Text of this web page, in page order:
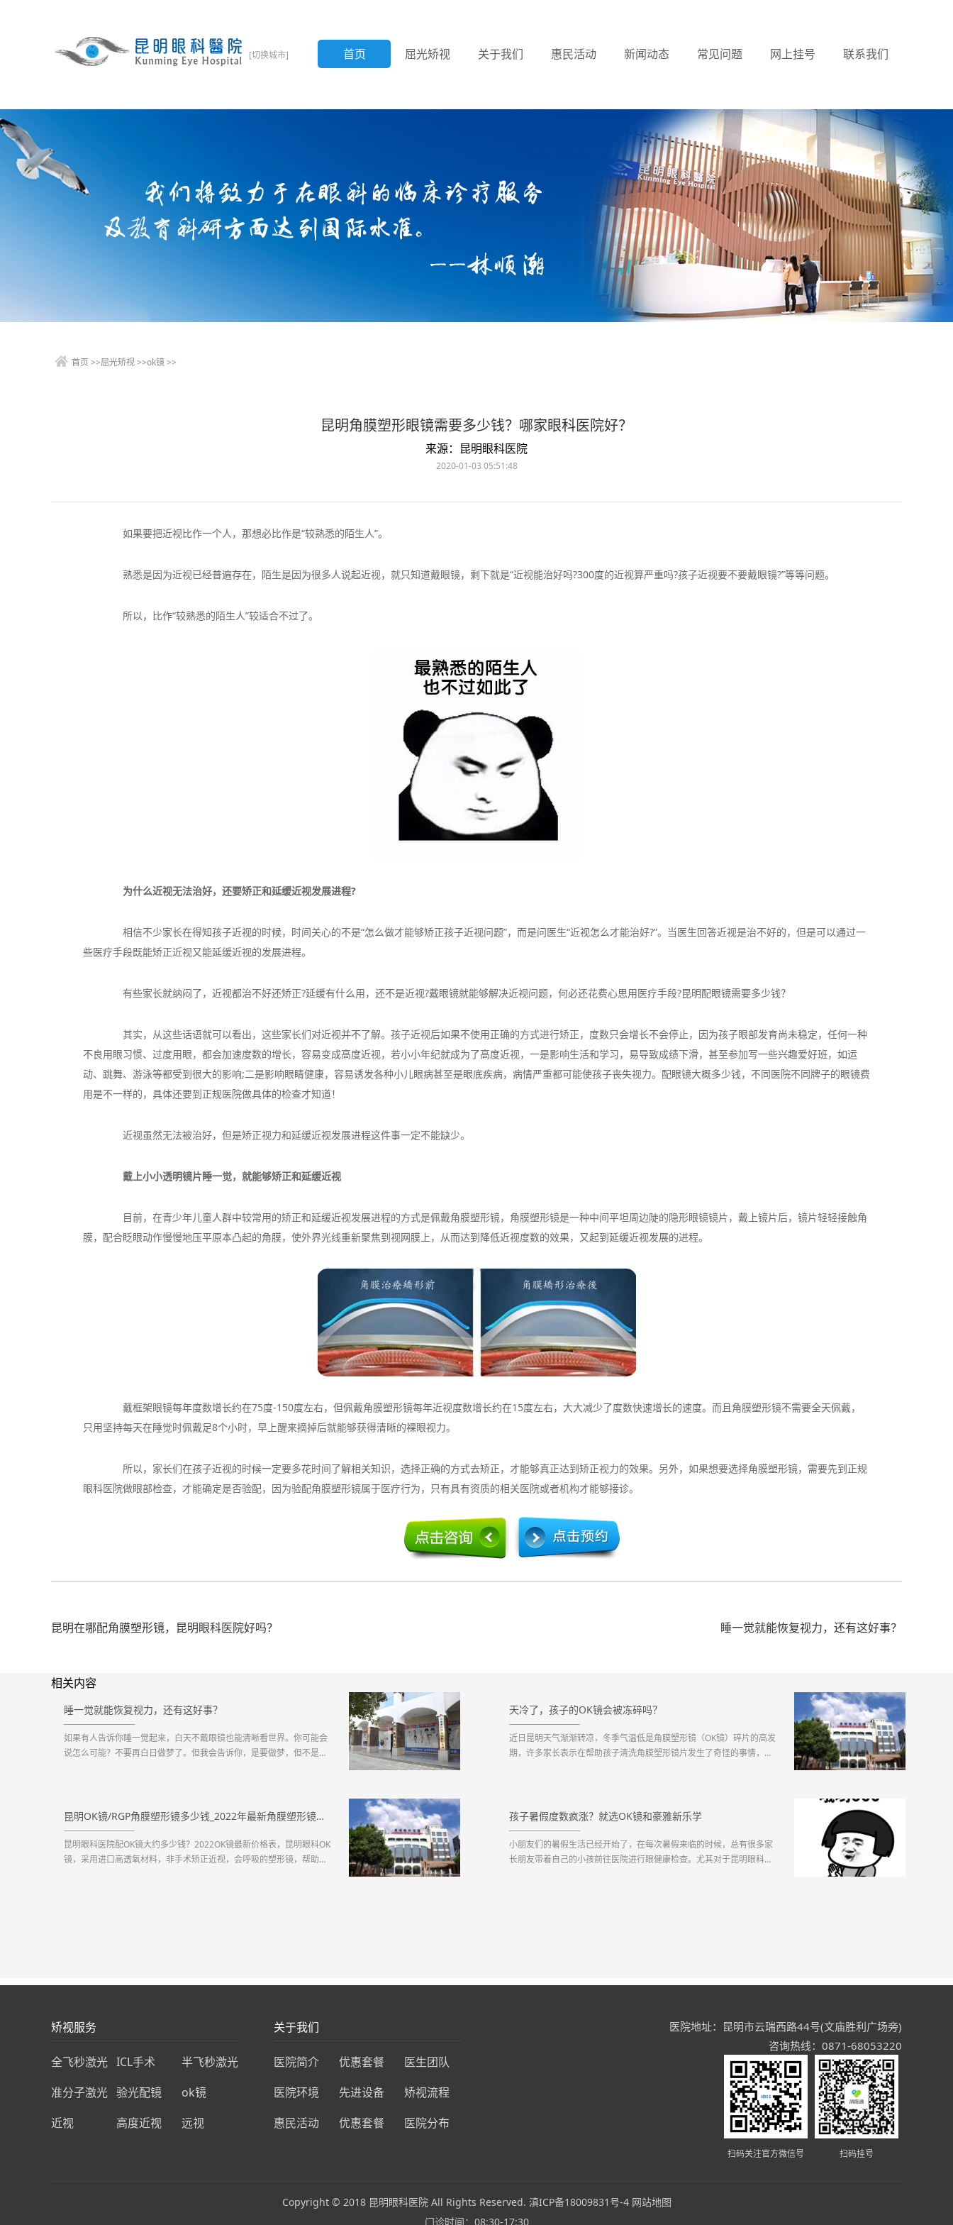
[切换城市] 首页 屈光矫视 关于我们 惠民活动 新闻动态 常见问题 网上挂号 联系我们
首页 >>屈光矫视>>ok镜>>
昆明角膜塑形眼镜需要多少钱？哪家眼科医院好？
来源：昆明眼科医院
2020-01-03 05:51:48
如果要把近视比作一个人，那想必比作是“较熟悉的陌生人”。
熟悉是因为近视已经普遍存在，陌生是因为很多人说起近视，就只知道戴眼镜，剩下就是“近视能治好吗?300度的近视算严重吗?孩子近视要不要戴眼镜?”等等问题。
所以，比作“较熟悉的陌生人”较适合不过了。
为什么近视无法治好，还要矫正和延缓近视发展进程?
相信不少家长在得知孩子近视的时候，时间关心的不是“怎么做才能够矫正孩子近视问题”，而是问医生“近视怎么才能治好?”。当医生回答近视是治不好的，但是可以通过一
些医疗手段既能矫正近视又能延缓近视的发展进程。
有些家长就纳闷了，近视都治不好还矫正?延缓有什么用，还不是近视?戴眼镜就能够解决近视问题，何必还花费心思用医疗手段?昆明配眼镜需要多少钱？
其实，从这些话语就可以看出，这些家长们对近视并不了解。孩子近视后如果不使用正确的方式进行矫正，度数只会增长不会停止，因为孩子眼部发育尚未稳定，任何一种
不良用眼习惯、过度用眼，都会加速度数的增长，容易变成高度近视，若小小年纪就成为了高度近视，一是影响生活和学习，易导致成绩下滑，甚至参加写一些兴趣爱好班，如运
动、跳舞、游泳等都受到很大的影响;二是影响眼睛健康，容易诱发各种小儿眼病甚至是眼底疾病，病情严重都可能使孩子丧失视力。配眼镜大概多少钱，不同医院不同牌子的眼镜费
用是不一样的，具体还要到正规医院做具体的检查才知道！
近视虽然无法被治好，但是矫正视力和延缓近视发展进程这件事一定不能缺少。
戴上小小透明镜片睡一觉，就能够矫正和延缓近视
目前，在青少年儿童人群中较常用的矫正和延缓近视发展进程的方式是佩戴角膜塑形镜，角膜塑形镜是一种中间平坦周边陡的隐形眼镜镜片，戴上镜片后，镜片轻轻接触角
膜，配合眨眼动作慢慢地压平原本凸起的角膜，使外界光线重新聚焦到视网膜上，从而达到降低近视度数的效果，又起到延缓近视发展的进程。
戴框架眼镜每年度数增长约在75度-150度左右，但佩戴角膜塑形镜每年近视度数增长约在15度左右，大大减少了度数快速增长的速度。而且角膜塑形镜不需要全天佩戴，
只用坚持每天在睡觉时佩戴足8个小时，早上醒来摘掉后就能够获得清晰的裸眼视力。
所以，家长们在孩子近视的时候一定要多花时间了解相关知识，选择正确的方式去矫正，才能够真正达到矫正视力的效果。另外，如果想要选择角膜塑形镜，需要先到正规
眼科医院做眼部检查，才能确定是否验配，因为验配角膜塑形镜属于医疗行为，只有具有资质的相关医院或者机构才能够接诊。
昆明在哪配角膜塑形镜，昆明眼科医院好吗？ 睡一觉就能恢复视力，还有这好事？
相关内容
睡一觉就能恢复视力，还有这好事？
如果有人告诉你睡一觉起来，白天不戴眼镜也能清晰看世界。你可能会
说怎么可能？不要再白日做梦了。但我会告诉你，是要做梦，但不是做
天冷了，孩子的OK镜会被冻碎吗？
近日昆明天气渐渐转凉，冬季气温低是角膜塑形镜（OK镜）碎片的高发
期，许多家长表示在帮助孩子清洗角膜塑形镜片发生了奇怪的事情，镜
昆明OK镜/RGP角膜塑形镜多少钱_2022年最新角膜塑形镜价格预览表
昆明眼科医院配OK镜大约多少钱？2022OK镜最新价格表，昆明眼科OK
镜，采用进口高透氧材料，非手术矫正近视，会呼吸的塑形镜，帮助孩
孩子暑假度数疯涨？就选OK镜和豪雅新乐学
小朋友们的暑假生活已经开始了，在每次暑假来临的时候，总有很多家
长朋友带着自己的小孩前往医院进行眼健康检查。尤其对于昆明眼科医
矫视服务
全飞秒激光 ICL手术
半飞秒激光
准分子激光 验光配镜
ok镜
近视
高度近视 远视
关于我们
医院简介 优惠套餐
医生团队
医院环境
先进设备
矫视流程
惠民活动
优惠套餐 医院分布
医院地址：昆明市云瑞西路44号(文庙胜利广场旁)
咨询热线：0871-68053220
扫码挂号
扫码关注官方微信号
Copyright © 2018 昆明眼科医院 All Rights Reserved. 滇ICP备18009831号-4 网站地图
门诊时间：08:30-17:30